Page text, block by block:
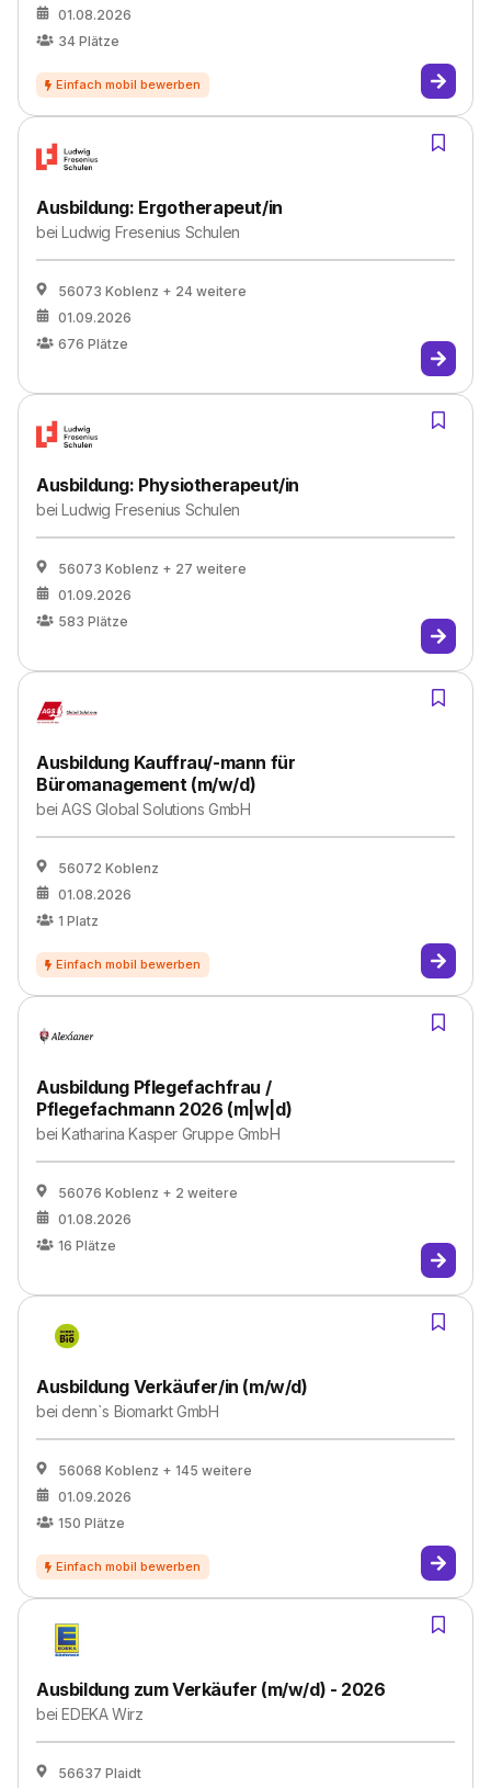
01.08.2026
34 Plätze
Ausbildung: Ergotherapeut/in
beiLudwig Fresenius Schulen
56073 Koblenz + 24 weitere
01.09.2026
676 Plätze
Ausbildung: Physiotherapeut/in
beiLudwig Fresenius Schulen
56073 Koblenz + 27 weitere
01.09.2026
583 Plätze
Ausbildung Kauffrau/-mann für
Büromanagement (m/w/d)
beiAGS Global Solutions GmbH
56072 Koblenz
01.08.2026
1 Platz
Ausbildung Pflegefachfrau /
Pflegefachmann 2026 (m|w|d)
beiKatharina Kasper Gruppe GmbH
56076 Koblenz + 2 weitere
01.08.2026
16 Plätze
Ausbildung Verkäufer/in (m/w/d)
beidenn`s Biomarkt GmbH
56068 Koblenz + 145 weitere
01.09.2026
150 Plätze
Ausbildung zum Verkäufer (m/w/d) - 2026
beiEDEKA Wirz
56637 Plaidt